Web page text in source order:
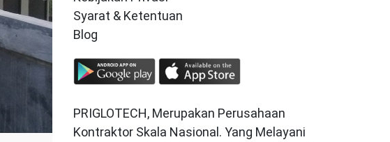
Syarat & Ketentuan
Blog
PRIGLOTECH, Merupakan Perusahaan
Kontraktor Skala Nasional. Yang Melayani